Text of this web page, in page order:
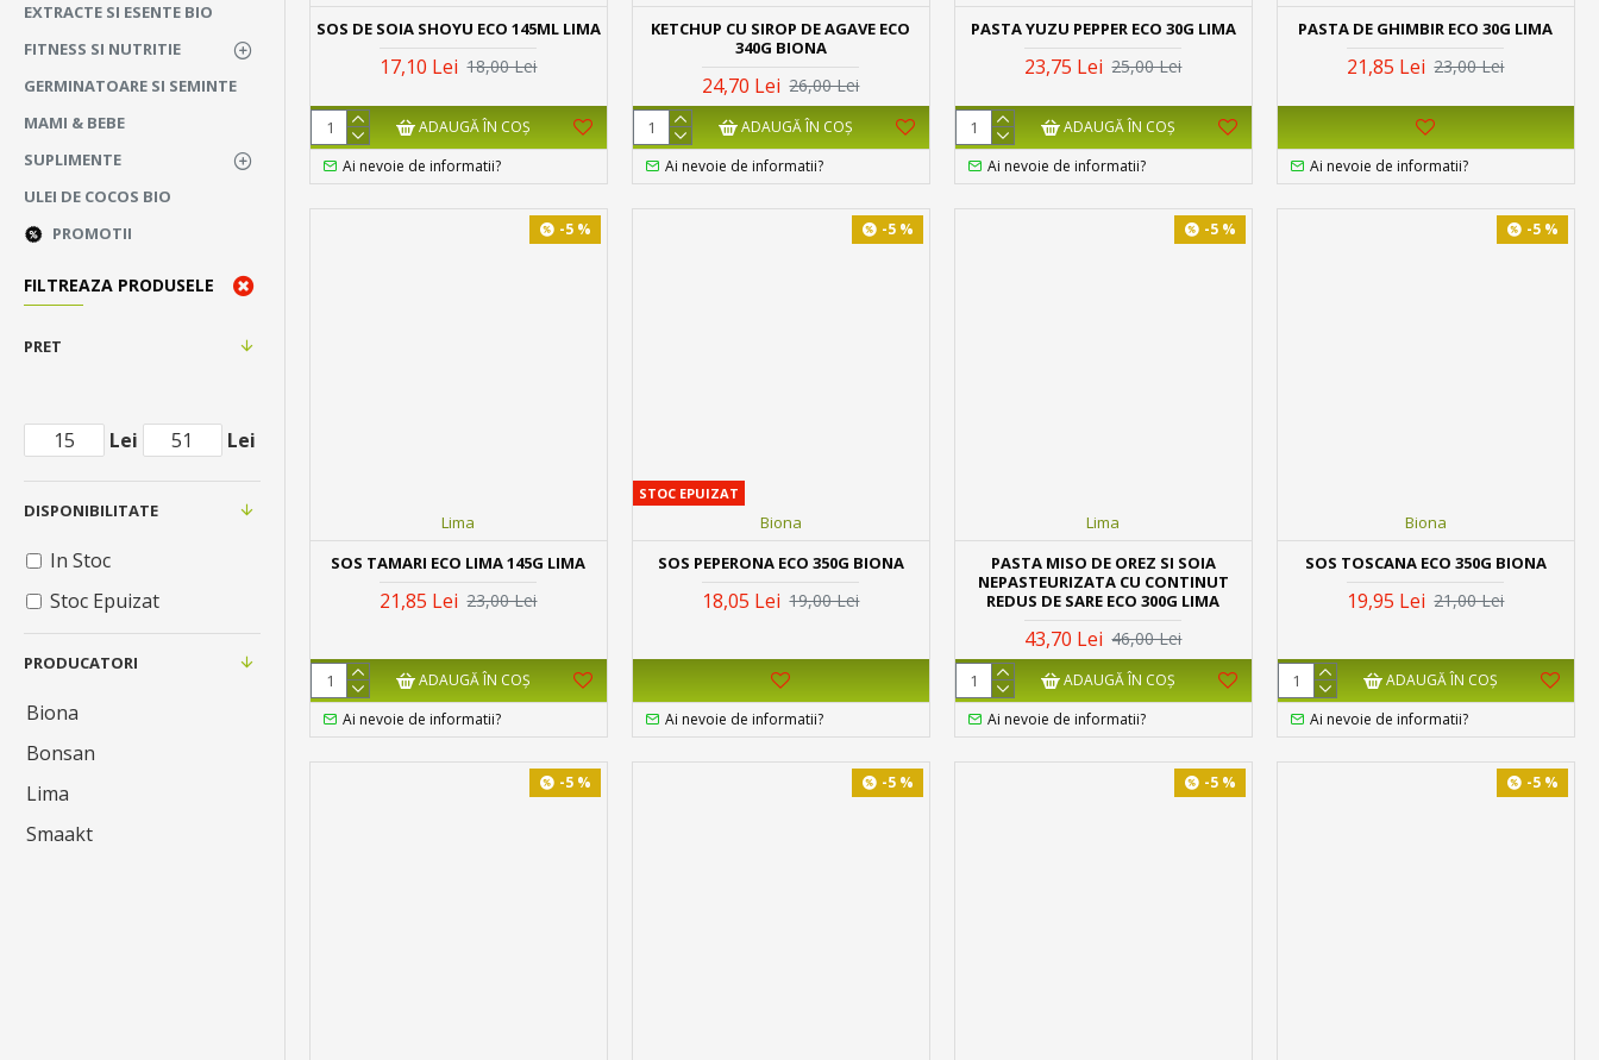
EXTRACTE SI ESENTE BIO
FITNESS SI NUTRITIE
GERMINATOARE SI SEMINTE
MAMI & BEBE
SUPLIMENTE
ULEI DE COCOS BIO
PROMOTII
FILTREAZA PRODUSELE
PRET
Lei Lei
PRODUCATORI
Biona
Bonsan
Lima
Smaakt
DISPONIBILITATE
In Stoc
Stoc Epuizat
SOS DE SOIA SHOYU ECO 145ML LIMA
17,10 Lei 18,00 Lei
ADAUGĂ ÎN COŞ
Ai nevoie de informatii?
KETCHUP CU SIROP DE AGAVE ECO
340G BIONA
24,70 Lei 26,00 Lei
ADAUGĂ ÎN COŞ
Ai nevoie de informatii?
PASTA YUZU PEPPER ECO 30G LIMA
23,75 Lei 25,00 Lei
ADAUGĂ ÎN COŞ
Ai nevoie de informatii?
PASTA DE GHIMBIR ECO 30G LIMA
21,85 Lei 23,00 Lei
Ai nevoie de informatii?
-5 %
Lima
SOS TAMARI ECO LIMA 145G LIMA
21,85 Lei 23,00 Lei
ADAUGĂ ÎN COŞ
Ai nevoie de informatii?
-5 %
STOC EPUIZAT
Biona
SOS PEPERONA ECO 350G BIONA
18,05 Lei 19,00 Lei
Ai nevoie de informatii?
-5 %
Lima
PASTA MISO DE OREZ SI SOIA
NEPASTEURIZATA CU CONTINUT
REDUS DE SARE ECO 300G LIMA
43,70 Lei 46,00 Lei
ADAUGĂ ÎN COŞ
Ai nevoie de informatii?
-5 %
Biona
SOS TOSCANA ECO 350G BIONA
19,95 Lei 21,00 Lei
ADAUGĂ ÎN COŞ
Ai nevoie de informatii?
-5 % -5 % -5 % -5 %